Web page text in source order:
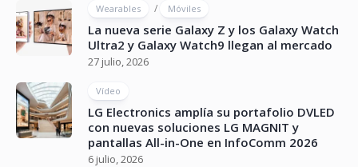
Wearables / Móviles
La nueva serie Galaxy Z y los Galaxy Watch
Ultra2 y Galaxy Watch9 llegan al mercado
27 julio, 2026
Vídeo
LG Electronics amplía su portafolio DVLED
con nuevas soluciones LG MAGNIT y
pantallas All-in-One en InfoComm 2026
6 julio, 2026